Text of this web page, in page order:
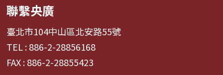
聯繫央廣
臺北市104中山區北安路55號
TEL : 886-2-28856168
FAX : 886-2-28855423